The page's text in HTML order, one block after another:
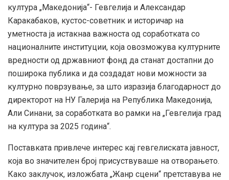
култура „Македонија“- Гевгелија и Александар
Каракабаков, кустос-советник и историчар на
уметноста ја истакнаа важноста од соработката со
националните институции, која овозможува културните
вредности од државниот фонд да станат достапни до
поширока публика и да создадат нови можности за
културно поврзување, за што изразија благодарност до
директорот на НУ Галерија на Република Македонија,
Али Синани, за соработката во рамки на „Гевгелија град
на култура за 2025 година“.
Поставката привлече интерес кај гевгелиската јавност,
која во значителен број присуствуваше на отворањето.
Како заклучок, изложбата „Жанр сцени“ претставува не